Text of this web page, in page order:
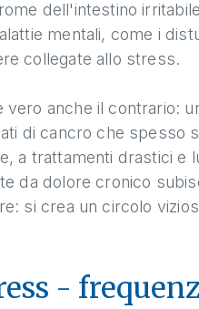
dell'intestino
mentali, come i
collegate allo stress.
vero anche il contrario:
di cancro che spesso
a trattamenti drastici e
da dolore cronico
si crea un circolo
-